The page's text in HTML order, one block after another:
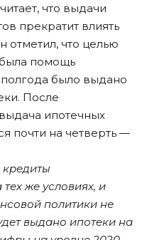
что выдачи
прекратит влиять
что целью
помощь
полгода было выдано
После
ипотечных
почти на четверть —
кредиты
же условиях, и
политики не
выдано ипотеки на